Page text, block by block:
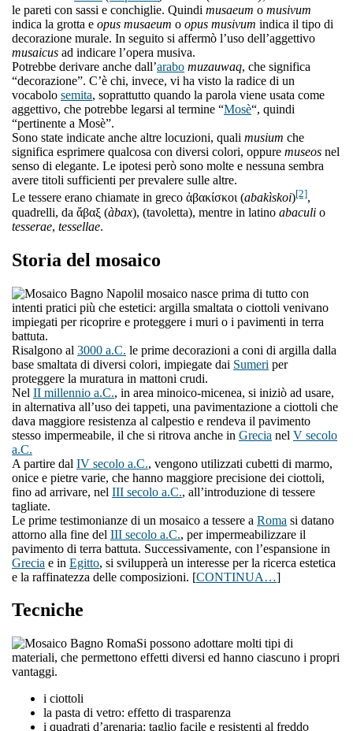
le pareti con sassi e conchiglie. Quindi musaeum o musivum
indica la grotta e opus musaeum o opus musivum indica il tipo di
decorazione murale. In seguito si affermò l’uso dell’aggettivo
musaicus ad indicare l’opera musiva.
Potrebbe derivare anche dall’arabo muzauwaq, che significa
“decorazione”. C’è chi, invece, vi ha visto la radice di un
vocabolo semita, soprattutto quando la parola viene usata come
aggettivo, che potrebbe legarsi al termine “Mosè“, quindi
“pertinente a Mosè”.
Sono state indicate anche altre locuzioni, quali musium che
significa esprimere qualcosa con diversi colori, oppure museos nel
senso di elegante. Le ipotesi però sono molte e nessuna sembra
avere titoli sufficienti per prevalere sulle altre.
Le tessere erano chiamate in greco ἀβακίσκοι (abakìskoi)[2],
quadrelli, da ἄβαξ (àbax), (tavoletta), mentre in latino abaculi o
tesserae, tessellae.
Storia del mosaico
l mosaico nasce prima di tutto con
intenti pratici più che estetici: argilla smaltata o ciottoli venivano
impiegati per ricoprire e proteggere i muri o i pavimenti in terra
battuta.
Risalgono al 3000 a.C. le prime decorazioni a coni di argilla dalla
base smaltata di diversi colori, impiegate dai Sumeri per
proteggere la muratura in mattoni crudi.
Nel II millennio a.C., in area minoico-micenea, si iniziò ad usare,
in alternativa all’uso dei tappeti, una pavimentazione a ciottoli che
dava maggiore resistenza al calpestio e rendeva il pavimento
stesso impermeabile, il che si ritrova anche in Grecia nel V secolo
a.C.
A partire dal IV secolo a.C., vengono utilizzati cubetti di marmo,
onice e pietre varie, che hanno maggiore precisione dei ciottoli,
fino ad arrivare, nel III secolo a.C., all’introduzione di tessere
tagliate.
Le prime testimonianze di un mosaico a tessere a Roma si datano
attorno alla fine del III secolo a.C., per impermeabilizzare il
pavimento di terra battuta. Successivamente, con l’espansione in
Grecia e in Egitto, si svilupperà un interesse per la ricerca estetica
e la raffinatezza delle composizioni. [CONTINUA…]
Tecniche
Si possono adottare molti tipi di
materiali, che permettono effetti diversi ed hanno ciascuno i propri
vantaggi.
i ciottoli
la pasta di vetro: effetto di trasparenza
i quadrati d’arenaria: taglio facile e resistenti al freddo